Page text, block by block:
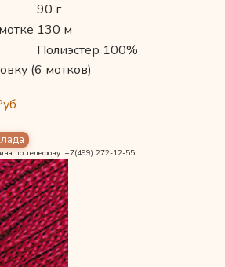
90 г
130 м
Полиэстер 100%
(6 мотков)
по телефону: +7(499) 272-12-55